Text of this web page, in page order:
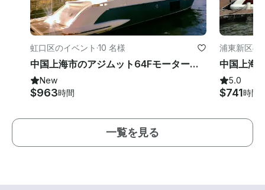
虹口区のイベント ·10 名様
中国上海市のアジムット64Fモーターヨット！
New
$963時間
浦東新区の
5.0
$741時間
一覧を見る